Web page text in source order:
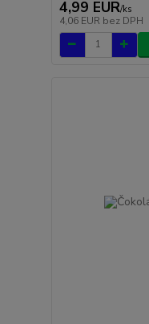
4,99 EUR/ks
4,06 EUR bez DPH